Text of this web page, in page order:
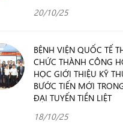
20/10/25
BỆNH VIỆN QUỐC TẾ
CHỨC THÀNH CÔNG
HỌC GIỚI THIỆU KỸ
BƯỚC TIẾN MỚI
ĐẠI TUYẾN TIỀN LIỆT
18/10/25